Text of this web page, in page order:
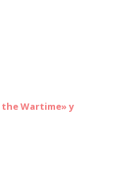
Wartime» у